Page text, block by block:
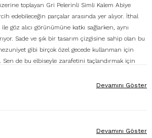
toplayan Gri Pelerinli Simli Kalem Abiye
edebileceğin parçalar arasında yer alıyor. İthal
göz alıcı görünümüne katkı sağlarken, aynı
Sade ve şık bir tasarım çizgisine sahip olan bu
gibi birçok özel gecede kullanman için
Sen de bu elbiseyle zarafetini taçlandırmak için
alabilirsin. Dilersen, gümüş ince bir bileklik ve
Devamını Göster
Devamını Göster